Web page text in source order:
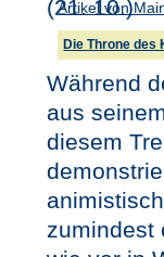
(21. 10.)
Die Throne des
Während
aus
diesem
zumindest